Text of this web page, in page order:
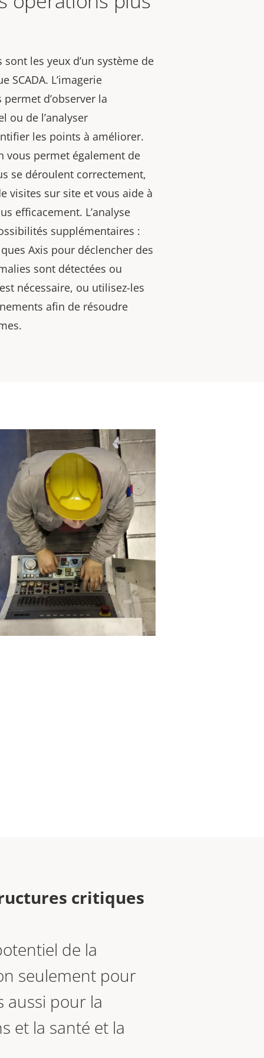
sont les yeux d’un système de
SCADA. L’imagerie
d’observer la
ou de l’analyser
les points à améliorer.
vous permet également de
se déroulent correctement,
visites sur site et vous aide à
efficacement. L’analyse
supplémentaires :
Axis pour déclencher des
sont détectées ou
nécessaire, ou utilisez-les
afin de résoudre
critiques
de la
seulement pour
aussi pour la
et la santé et la